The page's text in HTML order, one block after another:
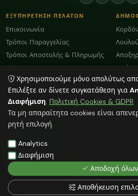
ΕΞΥΠΗΡΕΤΗΣΗ ΠΕΛΑΤΩΝ
Επικοινωνία
Τρόποι Παραγγελίας
Τρόποι Αποστολής & Πληρωμής
Blog
Όροι Χρήσης και GDPR
Φούντες
ΕΠΙΚΟΙΝΩΝΙΑ
ΗΡΑΚΛΕΙΟ: 2818103009
info@faitakispack.net
athens@faitakispack.net
ΘΕΣΣΑΛΟΝΙΚΗ:2310683980
thessaloniki@faitakispack.net
Χρησιμοποιούμε μόνο απολύτως
Επιλέξτε αν δίνετε συγκατάθεση για
Διαφήμιση. Πολιτική Cookies & GDPR
Τα μη απαραίτητα cookies είναι
ρητή επιλογή.
Analytics
Διαφήμιση
Αποδοχή όλων
Αποθήκευση